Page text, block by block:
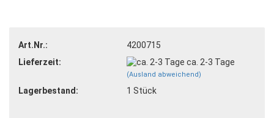
Art.Nr.:
4200715
Lieferzeit:
ca. 2-3 Tage
(Ausland abweichend)
Lagerbestand: 1 Stück